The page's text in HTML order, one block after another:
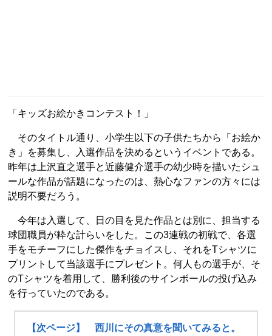
「キッズお絵かきコンテスト！」
そのタイトル通り、小学生以下の子供たちから「お絵か
き」を募集し、入選作品を決めるというイベントである。
昨年は上沢直之選手と近藤健介選手の幼少時を描いたシュ
ールな作品が話題になったのは、熱心なファンの方々には
説明不要だろう。
今年は入選して、日の目を見た作品とは別に、担当する
球団職員が粋な計らいをした。この3連戦の初戦で、各選
手をモチーフにした傑作をチョイスし、それをTシャツに
プリントして当該選手にプレゼント。何人もの選手が、そ
のTシャツを着用して、勝利後のサインボールの投げ込み
を行っていたのである。
【次ページ】 西川にその真意を聞いてみると。